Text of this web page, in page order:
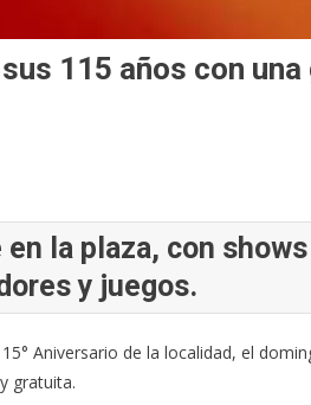
115 años con
la plaza, con
y juegos.
Aniversario de la localidad, el
gratuita.